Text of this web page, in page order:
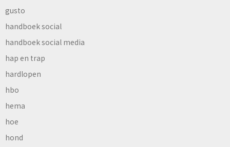
gusto
handboek social
handboek social media
hap en trap
hardlopen
hbo
hema
hoe
hond